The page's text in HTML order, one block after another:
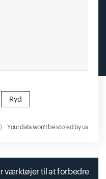
Ryd
Your data won't be stored by us
værktøjer til at forbedre